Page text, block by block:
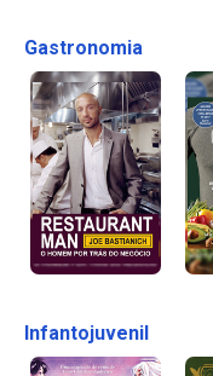
Gastronomia
Infantojuvenil